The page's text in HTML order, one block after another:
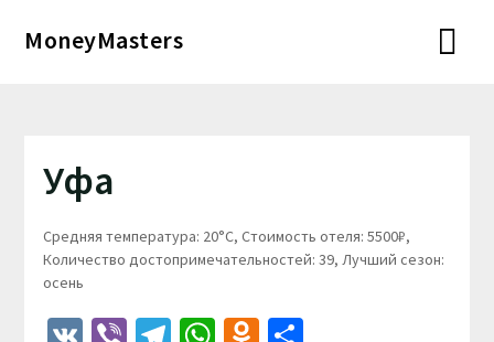
MoneyMasters
Уфа
Средняя температура: 20°C, Стоимость отеля: 5500₽,
Количество достопримечательностей: 39, Лучший сезон:
осень